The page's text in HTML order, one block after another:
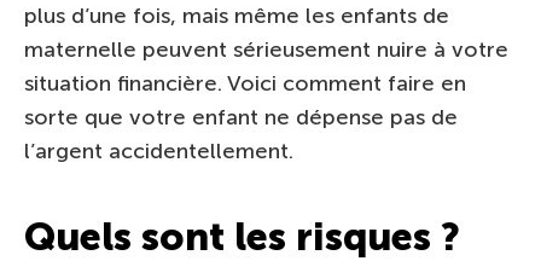
plus d’une fois, mais même les enfants de
maternelle peuvent sérieusement nuire à votre
situation financière. Voici comment faire en
sorte que votre enfant ne dépense pas de
l’argent accidentellement.
Quels sont les risques ?